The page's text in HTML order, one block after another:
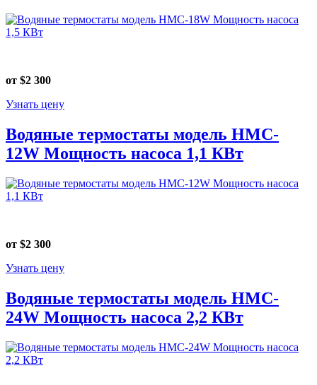
от $2 300
Узнать цену
Водяные термостаты модель HMC-
12W Мощность насоса 1,1 КВт
от $2 300
Узнать цену
Водяные термостаты модель HMC-
24W Мощность насоса 2,2 КВт